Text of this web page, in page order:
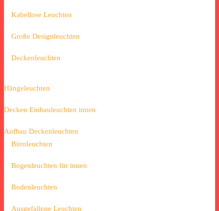
Kabellose Leuchten
Große Designleuchten
Deckenleuchten
Hängeleuchten
Decken Einbauleuchten innen
Aufbau Deckenleuchten
Büroleuchten
Bogenleuchten für innen
Bodenleuchten
Ausgefallene Leuchten